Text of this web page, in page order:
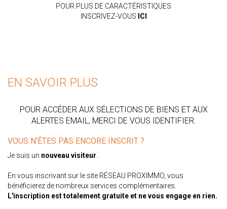
POUR PLUS DE CARACTÉRISTIQUES
INSCRIVEZ-VOUS ICI
EN SAVOIR PLUS
POUR ACCÉDER AUX SÉLECTIONS DE BIENS ET AUX
ALERTES EMAIL, MERCI DE VOUS IDENTIFIER.
VOUS N'ÊTES PAS ENCORE INSCRIT ?
Je suis un nouveau visiteur.
En vous inscrivant sur le site RÉSEAU PROXIMMO, vous
bénéficierez de nombreux services complémentaires.
L'inscription est totalement gratuite et ne vous engage en rien.